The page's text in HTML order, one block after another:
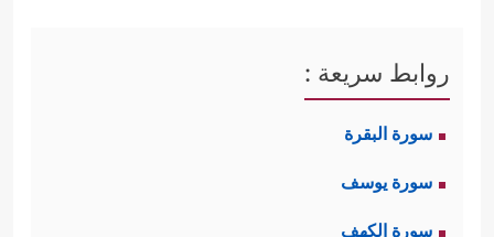
روابط سريعة :
سورة البقرة
سورة يوسف
سورة الكهف